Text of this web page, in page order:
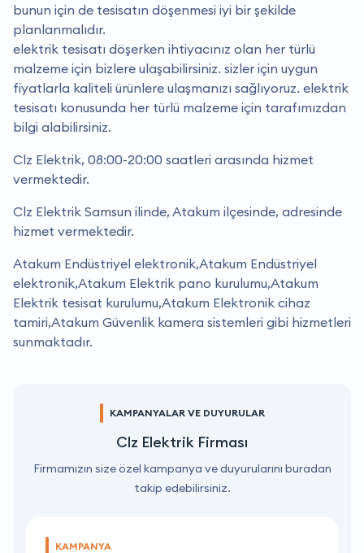
bunun için de tesisatın döşenmesi iyi bir şekilde
planlanmalıdır.
elektrik tesisatı döşerken ihtiyacınız olan her türlü
malzeme için bizlere ulaşabilirsiniz. sizler için uygun
fiyatlarla kaliteli ürünlere ulaşmanızı sağlıyoruz. elektrik
tesisatı konusunda her türlü malzeme için tarafımızdan
bilgi alabilirsiniz.
Clz Elektrik, 08:00-20:00 saatleri arasında hizmet
vermektedir.
Clz Elektrik Samsun ilinde, Atakum ilçesinde, adresinde
hizmet vermektedir.
Atakum Endüstriyel elektronik,Atakum Endüstriyel
elektronik,Atakum Elektrik pano kurulumu,Atakum
Elektrik tesisat kurulumu,Atakum Elektronik cihaz
tamiri,Atakum Güvenlik kamera sistemleri gibi hizmetleri
sunmaktadır.
KAMPANYALAR VE DUYURULAR
Clz Elektrik Firması
Firmamızın size özel kampanya ve duyurularını buradan
takip edebilirsiniz.
KAMPANYA